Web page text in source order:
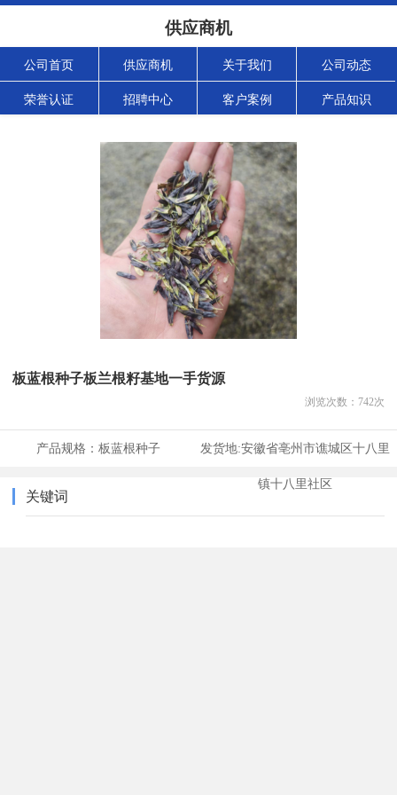
供应商机
公司首页 供应商机 关于我们 公司动态
荣誉认证 招聘中心 客户案例 产品知识
板蓝根种子板兰根籽基地一手货源
浏览次数： 742次
产品规格： 板蓝根种子 发货地:安徽省亳州市谯城区十八里
镇十八里社区
关键词